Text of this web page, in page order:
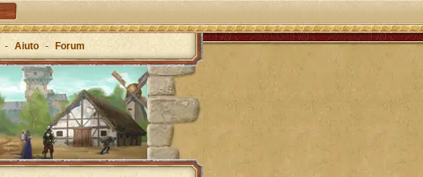
- Aiuto - Forum